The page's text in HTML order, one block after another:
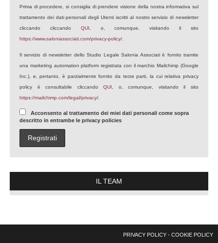
Prima di procedere, si consiglia di prendere visione della nostra informativa sul
trattamento dei dati personali degli Utenti iscritti al nostro servizio di newsletter
cliccando cliccando QUI , o, comunque, visitando il sito
https://www.saloniassociati.com/privacy-policy/
Il servizio di newsletter dello Studio Legale Salonia Associati è fornito tramite
una marketing automation platform registrata con il marchio Mailchimp (Google
Inc.), e, pertanto, è parzialmente fornito da terze parti, la cui relativa privacy
policy è consultabile cliccandoQUI
, o, comunque, visitando il sito
https://mailchimp.com/legal/privacy/
Acconsento al trattamento dei miei dati personali come sopra
descritto in entrambe le privacy policies
IL TEAM
PRIVACY POLICY - COOKIE POLICY